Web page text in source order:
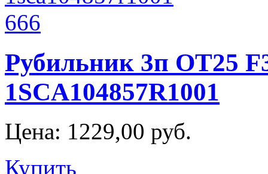
Рубильник 3п OT25
1SCA104857R1001
Цена: 1229,00 руб.
Купить